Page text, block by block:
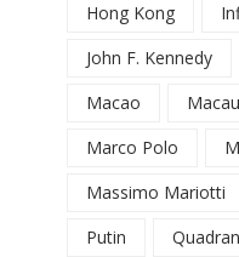
Hong Kong
John F. Kennedy
Macao
Macau
Marco Polo
Massimo Mariotti
Putin